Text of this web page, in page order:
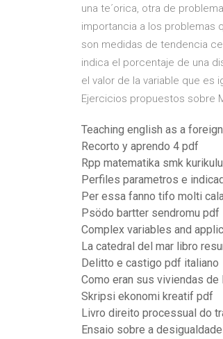
una te´orica, otra de
importancia a los problemas
son medidas de tendencia
indica el porcentaje de una
el valor de la variable que es
Ejercicios propuestos sobre
Teaching english as a
Recorto y aprendo 4 pdf
Rpp matematika smk
Perfiles parametros e
Per essa fanno tifo molti
Psödo bartter sendromu pdf
Complex variables and
La catedral del mar libro
Delitto e castigo pdf italiano
Como eran sus viviendas
Skripsi ekonomi kreatif pdf
Livro direito processual do
Ensaio sobre a